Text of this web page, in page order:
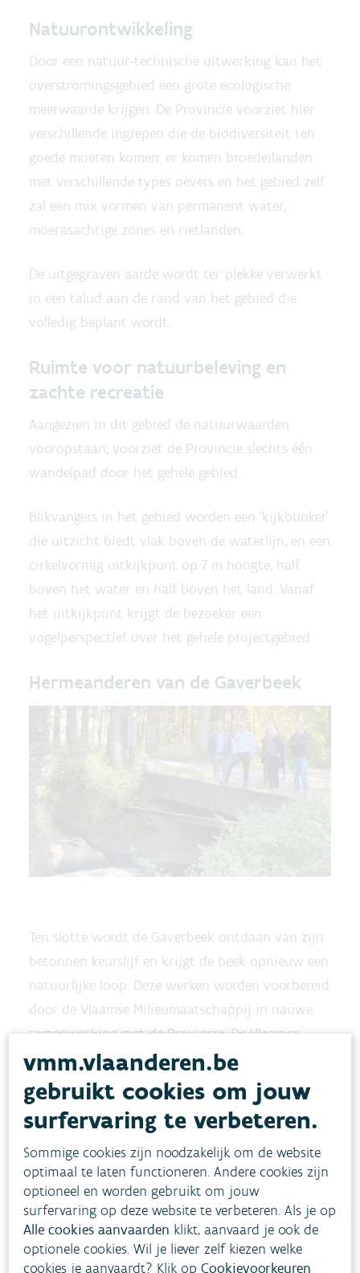
Natuurontwikkeling
Door een natuur-technische uitwerking kan het
overstromingsgebied een grote ecologische
meerwaarde krijgen. De Provincie voorziet hier
verschillende ingrepen die de biodiversiteit ten
goede moeten komen: er komen broedeilanden
met verschillende types oevers en het gebied zelf
zal een mix vormen van permanent water,
moerasachtige zones en rietlanden.
De uitgegraven aarde wordt ter plekke verwerkt
in een talud aan de rand van het gebied die
volledig beplant wordt.
Ruimte voor natuurbeleving en
zachte recreatie
Aangezien in dit gebied de natuurwaarden
vooropstaan, voorziet de Provincie slechts één
wandelpad door het gehele gebied.
Blikvangers in het gebied worden een ‘kijkbunker’
die uitzicht biedt vlak boven de waterlijn, en een
cirkelvormig uitkijkpunt op 7 m hoogte, half
boven het water en half boven het land. Vanaf
het uitkijkpunt krijgt de bezoeker een
vogelperspectief over het gehele projectgebied.
Hermeanderen van de Gaverbeek
Ten slotte wordt de Gaverbeek ontdaan van zijn
betonnen keurslijf en krijgt de beek opnieuw een
natuurlijke loop. Deze werken worden voorbereid
door de Vlaamse Milieumaatschappij in nauwe
samenwerking met de Provincie. De Vlaamse
Milieumaatschappij financiert dit project,
studiekosten werden gedeeld tussen Provincie en
VMM.
Door deze ingrepen neemt de infiltratie van
water in de bodem toe en verhoogt de
ecologische kwaliteit van de Gaverbeek. Ook
voor de belevingswaarde van het
provinciedomein is de hermeandering een troef.
vmm.vlaanderen.be
gebruikt cookies om jouw
surfervaring te verbeteren.
Sommige cookies zijn noodzakelijk om de website
optimaal te laten functioneren. Andere cookies zijn
optioneel en worden gebruikt om jouw
surfervaring op deze website te verbeteren. Als je op
Alle cookies aanvaarden klikt, aanvaard je ook de
optionele cookies. Wil je liever zelf kiezen welke
cookies je aanvaardt? Klik opCookievoorkeuren